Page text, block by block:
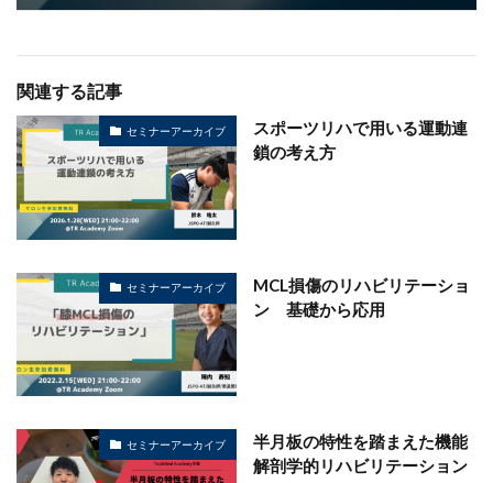
関連する記事
セミナーアーカイブ
スポーツリハで用いる運動連
鎖の考え方
セミナーアーカイブ
MCL損傷のリハビリテーショ
ン 基礎から応用
セミナーアーカイブ
半月板の特性を踏まえた機能
解剖学的リハビリテーション